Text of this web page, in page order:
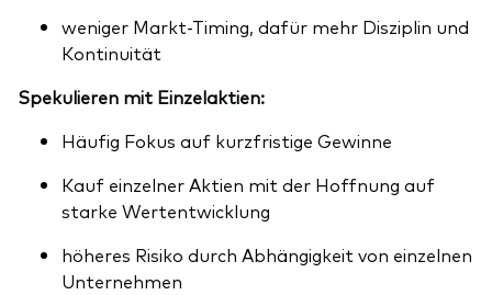
weniger Markt-Timing, dafür mehr Disziplin und
Kontinuität
Spekulieren mit Einzelaktien:
Häufig Fokus auf kurzfristige Gewinne
Kauf einzelner Aktien mit der Hoffnung auf
starke Wertentwicklung
höheres Risiko durch Abhängigkeit von einzelnen
Unternehmen